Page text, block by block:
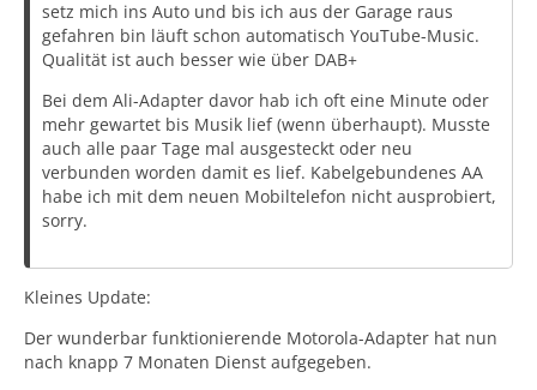
setz mich ins Auto und bis ich aus der Garage raus
gefahren bin läuft schon automatisch YouTube-Music.
Qualität ist auch besser wie über DAB+
Bei dem Ali-Adapter davor hab ich oft eine Minute oder
mehr gewartet bis Musik lief (wenn überhaupt). Musste
auch alle paar Tage mal ausgesteckt oder neu
verbunden worden damit es lief. Kabelgebundenes AA
habe ich mit dem neuen Mobiltelefon nicht ausprobiert,
sorry.
Kleines Update:
Der wunderbar funktionierende Motorola-Adapter hat nun
nach knapp 7 Monaten Dienst aufgegeben.